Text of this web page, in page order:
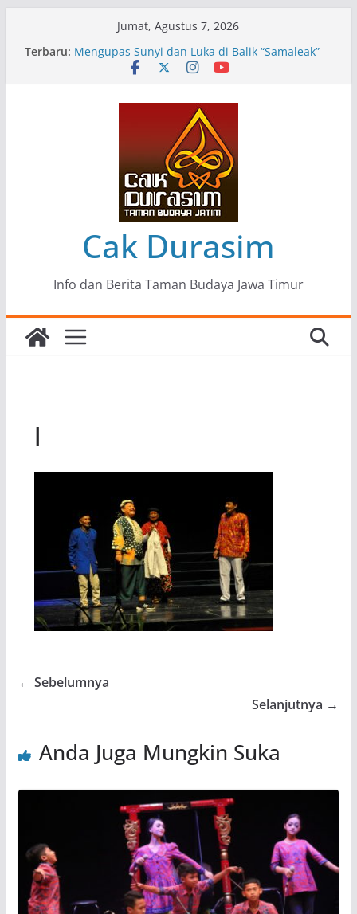
Jumat, Agustus 7, 2026
Terbaru: Pameran Lukisan Komunitas Patria Seni Rupa
Kota Blitar : Ketika “Bergerak” Menjadi Mantra
Mengupas Sunyi dan Luka di Balik “Samaleak”
Menjaga Marwah Seni dan Budaya: Catatan
Kunjungan Kerja Ir. Bambang Haryo Soekartono
(BHS) Anggota DPR RI ke Taman Budaya Jawa
Pameran Tunggal 35 Karya Agus Koecink
“Tumbang Tambang”, Ungkapan Kritis Tentang
Derita Pekerja Pertambangan
Cak Durasim
Info dan Berita Taman Budaya Jawa Timur
l
← Sebelumnya
Selanjutnya →
Anda Juga Mungkin Suka